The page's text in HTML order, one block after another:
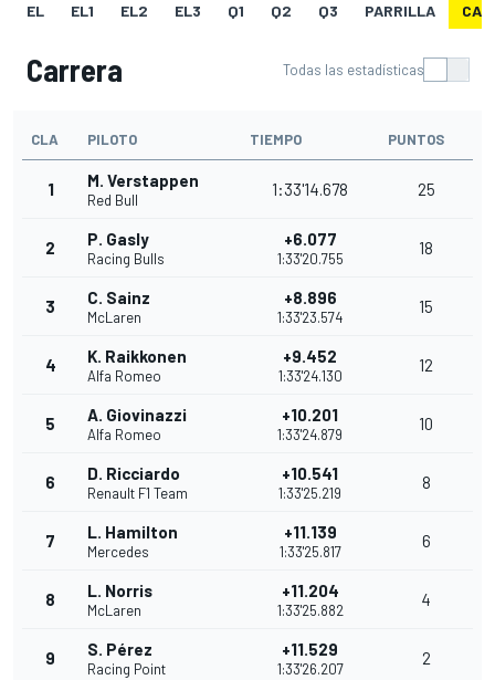
EL EL1 EL2 EL3 Q1 Q2 Q3 PARRILLA
Carrera Todas las estadísticas
CLA PILOTO TIEMPO PUNTOS
1 M. Verstappen
Red Bull
1:33'14.678 25
2 P. Gasly
Racing Bulls
+6.077
1:33'20.755
18
3 C. Sainz
McLaren
+8.896
1:33'23.574
15
4 K. Raikkonen
Alfa Romeo
+9.452
1:33'24.130
12
5 A. Giovinazzi
Alfa Romeo
+10.201
1:33'24.879
10
6 D. Ricciardo
Renault F1 Team
+10.541
1:33'25.219
8
7 L. Hamilton
Mercedes
+11.139
1:33'25.817
6
8 L. Norris
McLaren
+11.204
1:33'25.882
4
9 S. Pérez
Racing Point
+11.529
1:33'26.207
2